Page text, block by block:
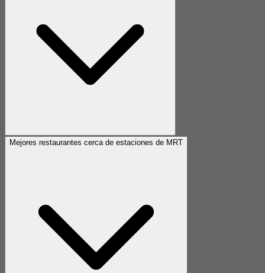
Mejores restaurantes cerca de estaciones de MRT